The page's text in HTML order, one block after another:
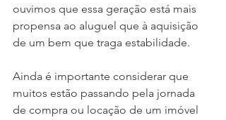
ouvimos que essa geração está mais
propensa ao aluguel que à aquisição
de um bem que traga estabilidade.
Ainda é importante considerar que
muitos estão passando pela jornada
de compra ou locação de um imóvel